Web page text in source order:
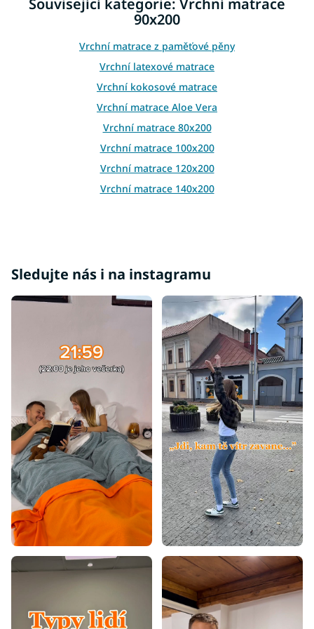
a
c
p
r
v
k
y
v
ý
i
s
90x200
Vrchní matrace z paměťové pěny
Vrchní latexové matrace
Vrchní kokosové matrace
Vrchní matrace Aloe Vera
Vrchní matrace 80x200
Vrchní matrace 100x200
Vrchní matrace 120x200
Vrchní matrace 140x200
Vrchní matrace tvrdé
Vrchní matrace 5 cm
Vrchní matrace 7 cm
Vrchní matrace 4 cm
Vrchní matrace 8 cm
Vrchní matrace 10 cm
Sledujte nás i na instagramu